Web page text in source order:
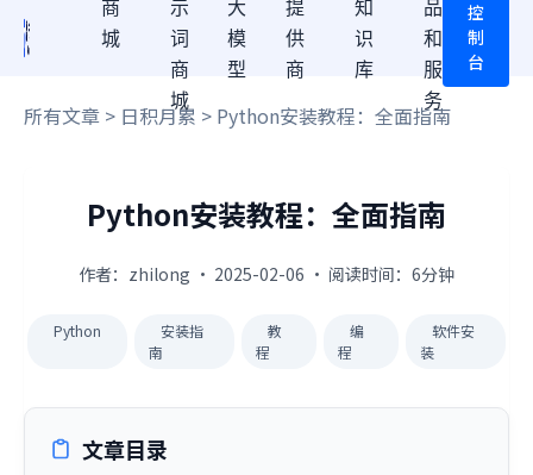
商
城
示
词
商
城
大
模
型
提
供
商
知
识
库
品
和
服
务
控
制
台
所有文章 > 日积月累 > Python安装教程：全面指南
Python安装教程：全面指南
作者：zhilong · 2025-02-06 · 阅读时间：6分钟
Python
安装指
南
教
程
编
程
软件安
装
文章目录